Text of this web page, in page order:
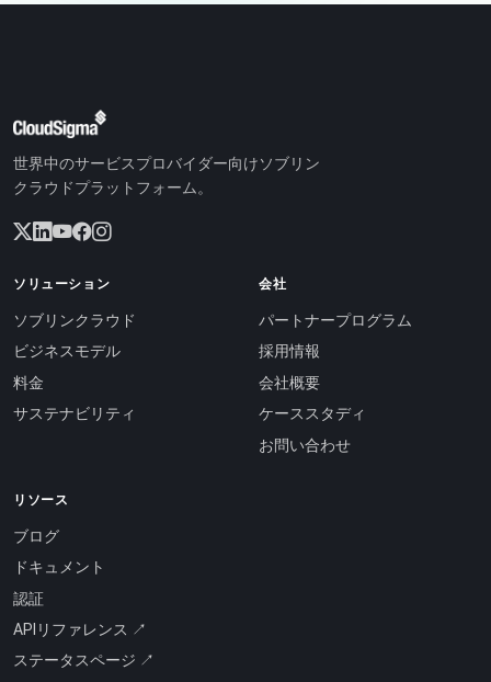
世界中のサービスプロバイダー向けソブリン
クラウドプラットフォーム。
ソリューション
ソブリンクラウド
ビジネスモデル
料金
サステナビリティ
会社
パートナープログラム
採用情報
会社概要
ケーススタディ
お問い合わせ
リソース
ブログ
ドキュメント
認証
APIリファレンス ↗
ステータスページ ↗